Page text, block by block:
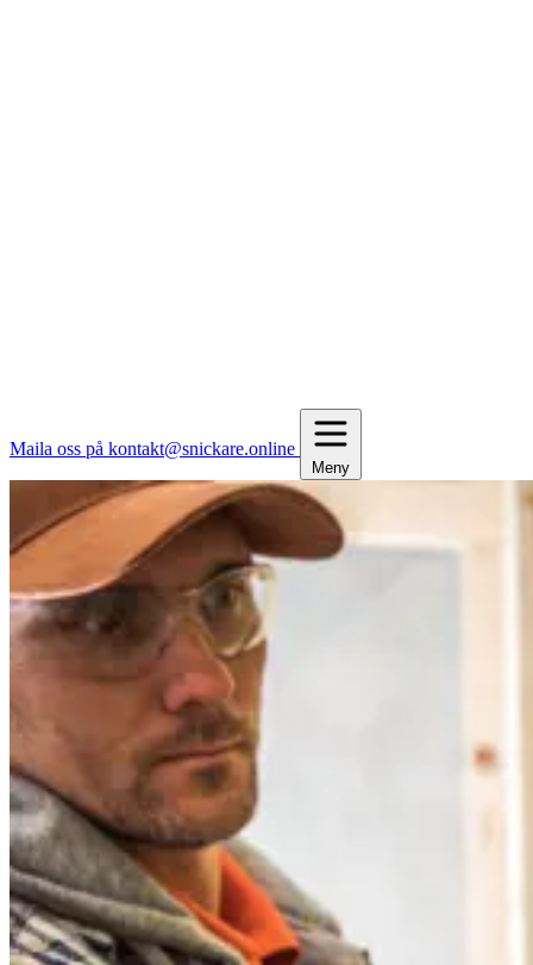
Maila oss på kontakt@snickare.online
Meny